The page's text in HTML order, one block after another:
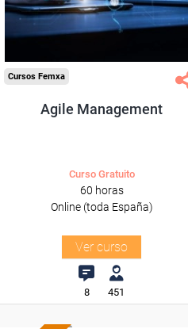
Sector
-Administración.
Cursos Femxa
Agile Management
Curso Gratuito
60 horas
Online (toda España)
Ver curso
8 451